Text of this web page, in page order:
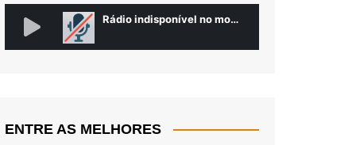
ENTRE AS MELHORES